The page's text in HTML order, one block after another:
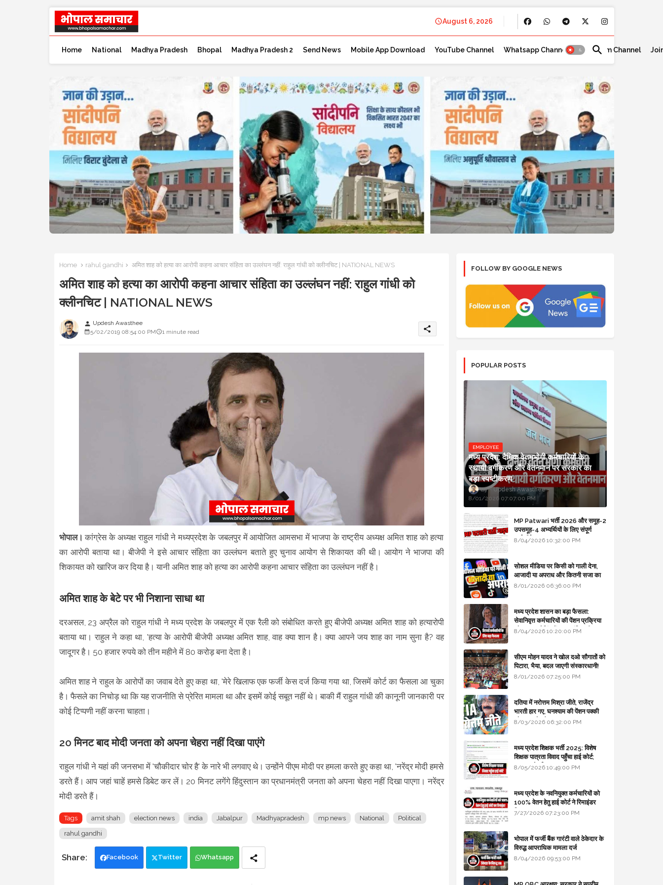
August 6, 2026
Home National Madhya Pradesh Bhopal Madhya Pradesh 2 Send News Mobile App Download YouTube Channel Whatsapp Channel Telegram Channel
Home rahul gandhi अमित शाह को हत्या का आरोपी कहना आचार संहिता का उल्लंघन नहीं: राहुल गांधी को क्लीनचिट | NATIONAL NEWS
अमित शाह को हत्या का आरोपी कहना आचार संहिता का उल्लंघन नहीं: राहुल गांधी को
क्लीनचिट | NATIONAL NEWS
person Updesh Awasthee
5/02/2019 08:54:00 PM
1 minute read share
भोपाल। कांग्रेस के अध्‍यक्ष राहुल गांधी ने मध्यप्रदेश के जबलपुर में आयोजित आमसभा में भाजपा के राष्ट्रीय अध्यक्ष अमित शाह को हत्या
का आरोपी बताया था। बीजेपी ने इसे आचार संहिता का उल्लंघन बताते हुए चुनाव आयोग से शिकायत की थी। आयोग ने भाजपा की
शिकायत को खारिज कर दिया है। यानी अमित शाह को हत्या का आरोपी कहना आचार संहिता का उल्लंघन नहीं है।
अमित शाह के बेटे पर भी निशाना साधा था
दरअसल, 23 अप्रैल को राहुल गांधी ने मध्य प्रदेश के जबलपुर में एक रैली को संबोधित करते हुए बीजेपी अध्यक्ष अमित शाह को हत्यारोपी
बताया था। राहुल ने कहा था, 'हत्या के आरोपी बीजेपी अध्‍यक्ष अमित शाह, वाह क्या शान है। क्या आपने जय शाह का नाम सुना है? वह
जादूगर है। 50 हजार रुपये को तीन महीने में 80 करोड़ बना देता है।
अमित शाह ने राहुल के आरोपों का जवाब देते हुए कहा था, 'मेरे खिलाफ एक फर्जी केस दर्ज किया गया था, जिसमें कोर्ट का फैसला आ चुका
है। फैसले का निचोड़ था कि यह राजनीति से प्रेरित मामला था और इसमें कोई सबूत नहीं थे। बाकी मैं राहुल गांधी की कानूनी जानकारी पर
कोई टिप्पणी नहीं करना चाहता।
20 मिनट बाद मोदी जनता को अपना चेहरा नहीं दिखा पाएंगे
राहुल गांधी ने यहां की जनसभा में 'चौकीदार चोर है' के नारे भी लगवाए थे। उन्होंने पीएम मोदी पर हमला करते हुए कहा था, 'नरेंद्र मोदी हमसे
डरते हैं। आप जहां चाहें हमसे डिबेट कर लें। 20 मिनट लगेंगे हिंदुस्तान का प्रधानमंत्री जनता को अपना चेहरा नहीं दिखा पाएगा। नरेंद्र
मोदी डरते हैं।
Tags amit shah election news india Jabalpur Madhyapradesh mp news National Political
rahul gandhi
Facebook Twitter Whatsapp
FOLLOW BY GOOGLE NEWS
POPULAR POSTS
EMPLOYEE
मध्य प्रदेश: दैनिक वेतनभोगी कर्मचारियों के
स्थायी वर्गीकरण और वेतनमान पर सरकार का
बड़ा स्पष्टीकरण
Updesh Awasthee
8/01/2026 07:07:00 PM
MP Patwari भर्ती 2026 और समूह-2
उपसमूह-4 अभ्यर्थियों के लिए संपूर्ण
मार्गदर्शिका
8/04/2026 10:32:00 PM
सोशल मीडिया पर किसी को गाली देना,
आजादी या अपराध और कितनी सजा का
प्रावधान - free legal advice
8/01/2026 06:36:00 PM
मध्य प्रदेश शासन का बड़ा फैसला:
सेवानिवृत्त कर्मचारियों की पेंशन प्रक्रिया
और बजट कोडिंग में हुए क्रांतिकारी
8/04/2026 10:20:00 PM
सीएम मोहन यादव ने खोल दओ सौगातों को
पिटारा, भैया, बदल जाएगी संस्कारधानी!
8/01/2026 07:25:00 PM
दतिया में नरोत्तम मिश्रा जीते, राजेंद्र
भारती हार गए, घनश्याम की पेंशन पक्की
और आशुतोष बैक टू...
8/03/2026 06:32:00 PM
मध्य प्रदेश शिक्षक भर्ती 2025: विशेष
शिक्षक पात्रता विवाद पहुँचा हाई कोर्ट;
सरकार से माँगा जवाब
8/05/2026 10:49:00 PM
मध्य प्रदेश के नवनियुक्त कर्मचारियों को
100% वेतन हेतु हाई कोर्ट ने रिमाइंडर
लिखा
7/27/2026 07:23:00 PM
भोपाल में फर्जी बैंक गारंटी वाले ठेकेदार के
विरुद्ध आपराधिक मामला दर्ज
8/04/2026 09:53:00 PM